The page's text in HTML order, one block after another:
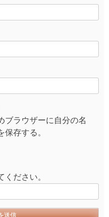
ブラウザーに自分の名
存する。
ください。